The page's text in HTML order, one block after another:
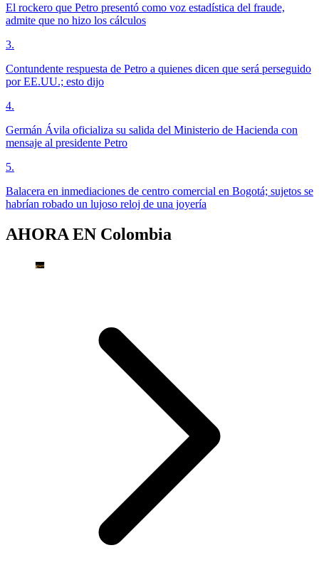
El rockero que Petro presentó como voz estadística del fraude,
admite que no hizo los cálculos
3.
Contundente respuesta de Petro a quienes dicen que será perseguido
por EE.UU.; esto dijo
4.
Germán Ávila oficializa su salida del Ministerio de Hacienda con
mensaje al presidente Petro
5.
Balacera en inmediaciones de centro comercial en Bogotá; sujetos se
habrían robado un lujoso reloj de una joyería
AHORA EN Colombia